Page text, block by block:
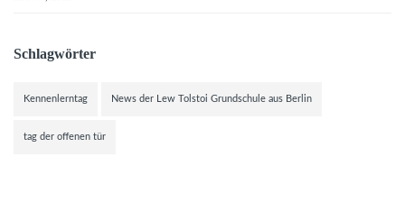
Schlagwörter
Kennenlerntag News der Lew Tolstoi Grundschule aus Berlin
tag der offenen tür